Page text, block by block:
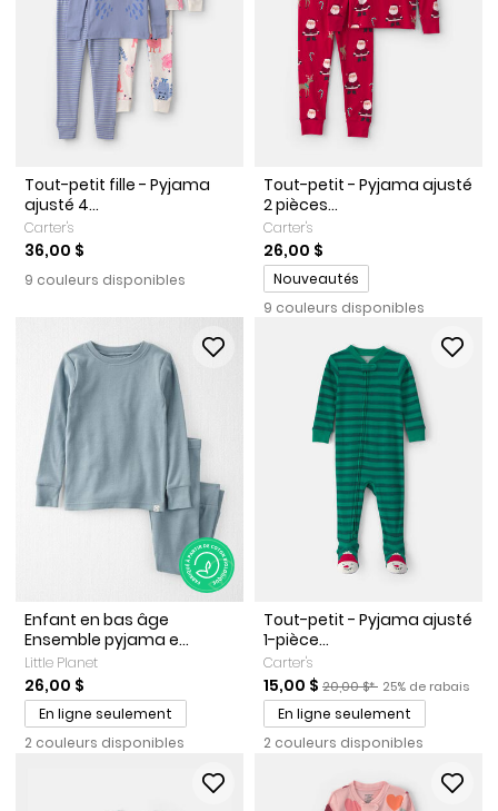
Tout-petit fille - Pyjama
ajusté 4...
Carter's
36,00 $
9 couleurs disponibles
Tout-petit - Pyjama ajusté
2 pièces...
Carter's
26,00 $
Promotions
Nouveautés
9 couleurs disponibles
Enfant en bas âge
Ensemble pyjama e...
Little Planet
26,00 $
En ligne seulement
2 couleurs disponibles
Tout-petit - Pyjama ajusté
1-pièce...
Carter's
Prix de solde
15,00 $ Prix ​​de détail suggéré par
20,00 $* Pourcentage de
25% de rabais
En ligne seulement
2 couleurs disponibles